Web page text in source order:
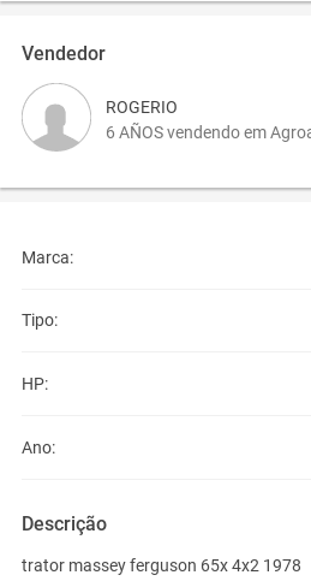
Vendedor
ROGERIO
6 AÑOS vendendo em
Marca:
Tipo:
HP:
Ano:
Descrição
trator massey ferguson 65x 4x2 1978